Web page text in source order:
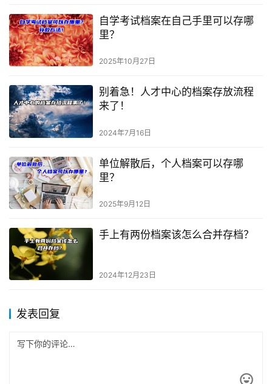
自学考试档案在自己手里可以存哪
里？
2025年10月27日
别着急！人才中心的档案存放流程
来了！
2024年7月16日
单位解散后，个人档案可以存哪
里？
2025年9月12日
手上有两份档案该怎么合并存档？
2024年12月23日
发表回复